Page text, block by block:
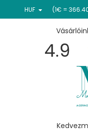
HUF (1€ =
4.9